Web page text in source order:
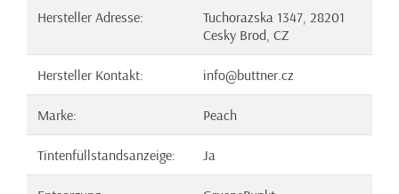
Hersteller Adresse:
Tuchorazska 1347, 28201
Cesky Brod, CZ
Hersteller Kontakt: info@buttner.cz
Marke: Peach
Tintenfüllstandsanzeige: Ja